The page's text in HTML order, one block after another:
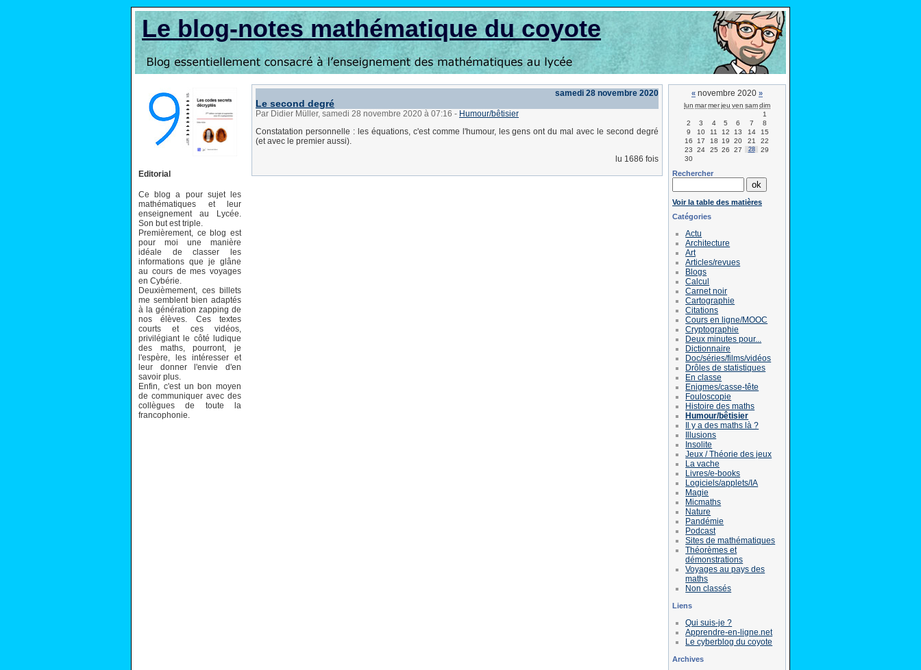
Le blog-notes mathématique du coyote
Editorial
Ce blog a pour sujet les
mathématiques et leur
enseignement au Lycée.
Son but est triple.
Premièrement, ce blog est
pour moi une manière
idéale de classer les
informations que je glâne
au cours de mes voyages
en Cybérie.
Deuxièmement, ces billets
me semblent bien adaptés
à la génération zapping de
nos élèves. Ces textes
courts et ces vidéos,
privilégiant le côté ludique
des maths, pourront, je
l'espère, les intéresser et
leur donner l'envie d'en
savoir plus.
Enfin, c'est un bon moyen
de communiquer avec des
collègues de toute la
francophonie.
samedi 28 novembre 2020
Le second degré
Par Didier Müller, samedi 28 novembre 2020 à 07:16 - Humour/bêtisier
Constatation personnelle : les équations, c'est comme l'humour, les gens ont du mal avec le second degré
(et avec le premier aussi).
lu 1686 fois
« novembre 2020 »
lun marmerjeu ven samdim
1
2
3 4 5 6 7
8
9
10 11 12 13 14
15
16
17 18 19 20 21
22
23
24 25 26 27 28
29
30
Rechercher
Voir la table des matières
Catégories
Actu
Architecture
Art
Articles/revues
Blogs
Calcul
Carnet noir
Cartographie
Citations
Cours en ligne/MOOC
Cryptographie
Deux minutes pour...
Dictionnaire
Doc/séries/films/vidéos
Drôles de statistiques
En classe
Enigmes/casse-tête
Fouloscopie
Histoire des maths
Humour/bêtisier
Il y a des maths là ?
Illusions
Insolite
Jeux / Théorie des jeux
La vache
Livres/e-books
Logiciels/applets/IA
Magie
Micmaths
Nature
Pandémie
Podcast
Sites de mathématiques
Théorèmes et
démonstrations
Voyages au pays des
maths
Non classés
Liens
Qui suis-je ?
Apprendre-en-ligne.net
Le cyberblog du coyote
Archives